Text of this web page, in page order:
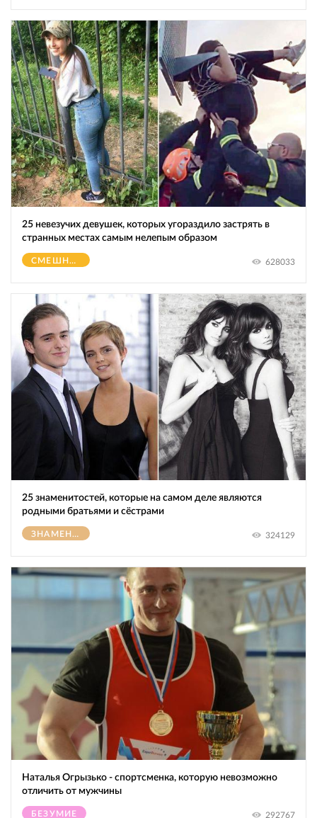
25 невезучих девушек, которых угораздило застрять в
странных местах самым нелепым образом
СМЕШНОЕ 628033
25 знаменитостей, которые на самом деле являются
родными братьями и сёстрами
ЗНАМЕНИТОСТИ 324129
Наталья Огрызько - спортсменка, которую невозможно
отличить от мужчины
БЕЗУМИЕ 292767